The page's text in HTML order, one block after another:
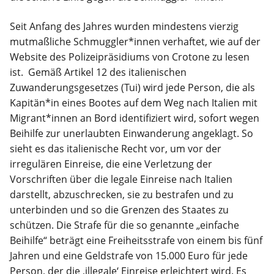
Seit Anfang des Jahres wurden mindestens vierzig
mutmaßliche Schmuggler*innen verhaftet, wie auf der
Website des Polizeipräsidiums von Crotone zu lesen
ist. Gemäß Artikel 12 des italienischen
Zuwanderungsgesetzes (Tui) wird jede Person, die als
Kapitän*in eines Bootes auf dem Weg nach Italien mit
Migrant*innen an Bord identifiziert wird, sofort wegen
Beihilfe zur unerlaubten Einwanderung angeklagt. So
sieht es das italienische Recht vor, um vor der
irregulären Einreise, die eine Verletzung der
Vorschriften über die legale Einreise nach Italien
darstellt, abzuschrecken, sie zu bestrafen und zu
unterbinden und so die Grenzen des Staates zu
schützen. Die Strafe für die so genannte „einfache
Beihilfe“ beträgt eine Freiheitsstrafe von einem bis fünf
Jahren und eine Geldstrafe von 15.000 Euro für jede
Person, der die ‚illegale‘ Einreise erleichtert wird. Es